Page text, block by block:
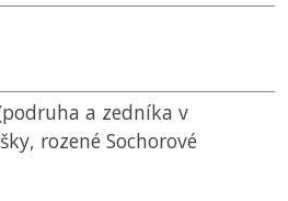
a zedníka v
rozené Sochorové